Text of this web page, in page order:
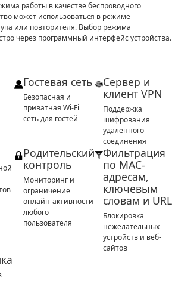
работы в качестве беспроводного
может использоваться в режиме
или повторителя. Выбор режима
через программный интерфейс устройства.
Гостевая сеть
Безопасная и
приватная Wi-Fi
сеть для гостей
Сервер и
клиент VPN
Поддержка
шифрования
удаленного
соединения
Родительский
контроль
Мониторинг и
ограничение
онлайн-активности
любого
пользователя
Фильтрация
по MAC-
адресам,
ключевым
словам и URL
Блокировка
нежелательных
устройств и веб-
сайтов